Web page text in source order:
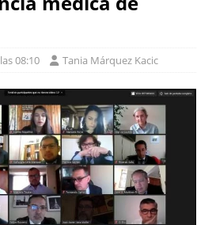
08:10 Tania Márquez Kacic